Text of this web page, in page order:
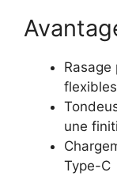
flexibles
une
Type-C